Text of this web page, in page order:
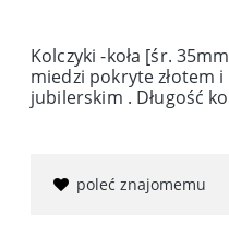
Kolczyki -koła [śr.
miedzi pokryte złotem
jubilerskim . Długość
poleć znajomemu